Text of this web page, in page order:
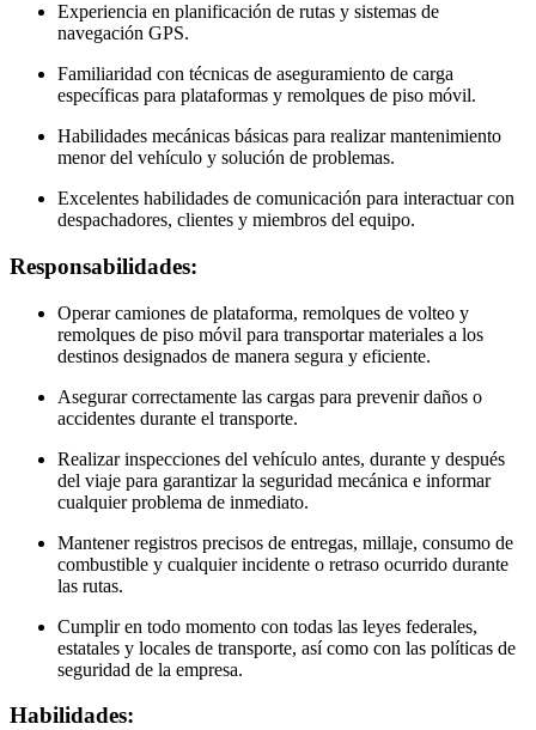
Experiencia en planificación de rutas y sistemas de
navegación GPS.
Familiaridad con técnicas de aseguramiento de carga
específicas para plataformas y remolques de piso móvil.
Habilidades mecánicas básicas para realizar mantenimiento
menor del vehículo y solución de problemas.
Excelentes habilidades de comunicación para interactuar con
despachadores, clientes y miembros del equipo.
Responsabilidades:
Operar camiones de plataforma, remolques de volteo y
remolques de piso móvil para transportar materiales a los
destinos designados de manera segura y eficiente.
Asegurar correctamente las cargas para prevenir daños o
accidentes durante el transporte.
Realizar inspecciones del vehículo antes, durante y después
del viaje para garantizar la seguridad mecánica e informar
cualquier problema de inmediato.
Mantener registros precisos de entregas, millaje, consumo de
combustible y cualquier incidente o retraso ocurrido durante
las rutas.
Cumplir en todo momento con todas las leyes federales,
estatales y locales de transporte, así como con las políticas de
seguridad de la empresa.
Habilidades: